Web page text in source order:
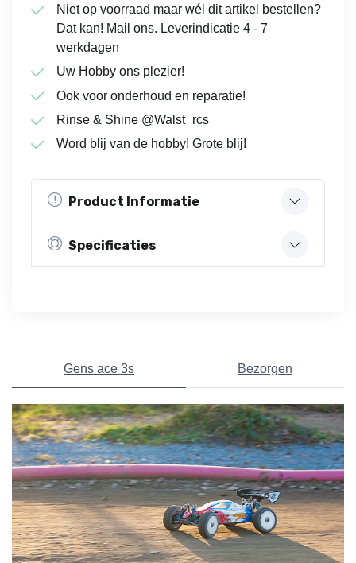
Niet op voorraad maar wél dit artikel bestellen?
Dat kan! Mail ons. Leverindicatie 4 - 7
werkdagen
Uw Hobby ons plezier!
Ook voor onderhoud en reparatie!
Rinse & Shine @Walst_rcs
Word blij van de hobby! Grote blij!
Product Informatie
Specificaties
Gens ace 3s Bezorgen